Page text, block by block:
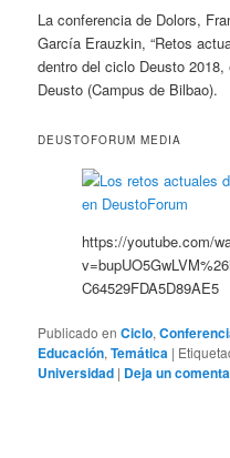
La conferencia de Dolors,
García Erauzkin, “Retos
dentro del ciclo Deusto
Deusto (Campus de Bilbao).
DEUSTOFORUM MEDIA
https://youtube.com/
C64529FDA5D89AE5
Publicado en Ciclo,
Educación,Temática |
Universidad | Deja un